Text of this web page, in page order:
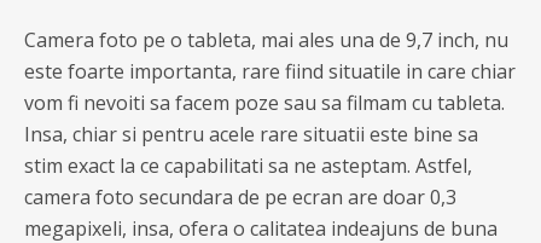
Camera foto pe o tableta, mai ales una de 9,7 inch, nu
este foarte importanta, rare fiind situatile in care chiar
vom fi nevoiti sa facem poze sau sa filmam cu tableta.
Insa, chiar si pentru acele rare situatii este bine sa
stim exact la ce capabilitati sa ne asteptam. Astfel,
camera foto secundara de pe ecran are doar 0,3
megapixeli, insa, ofera o calitatea indeajuns de buna